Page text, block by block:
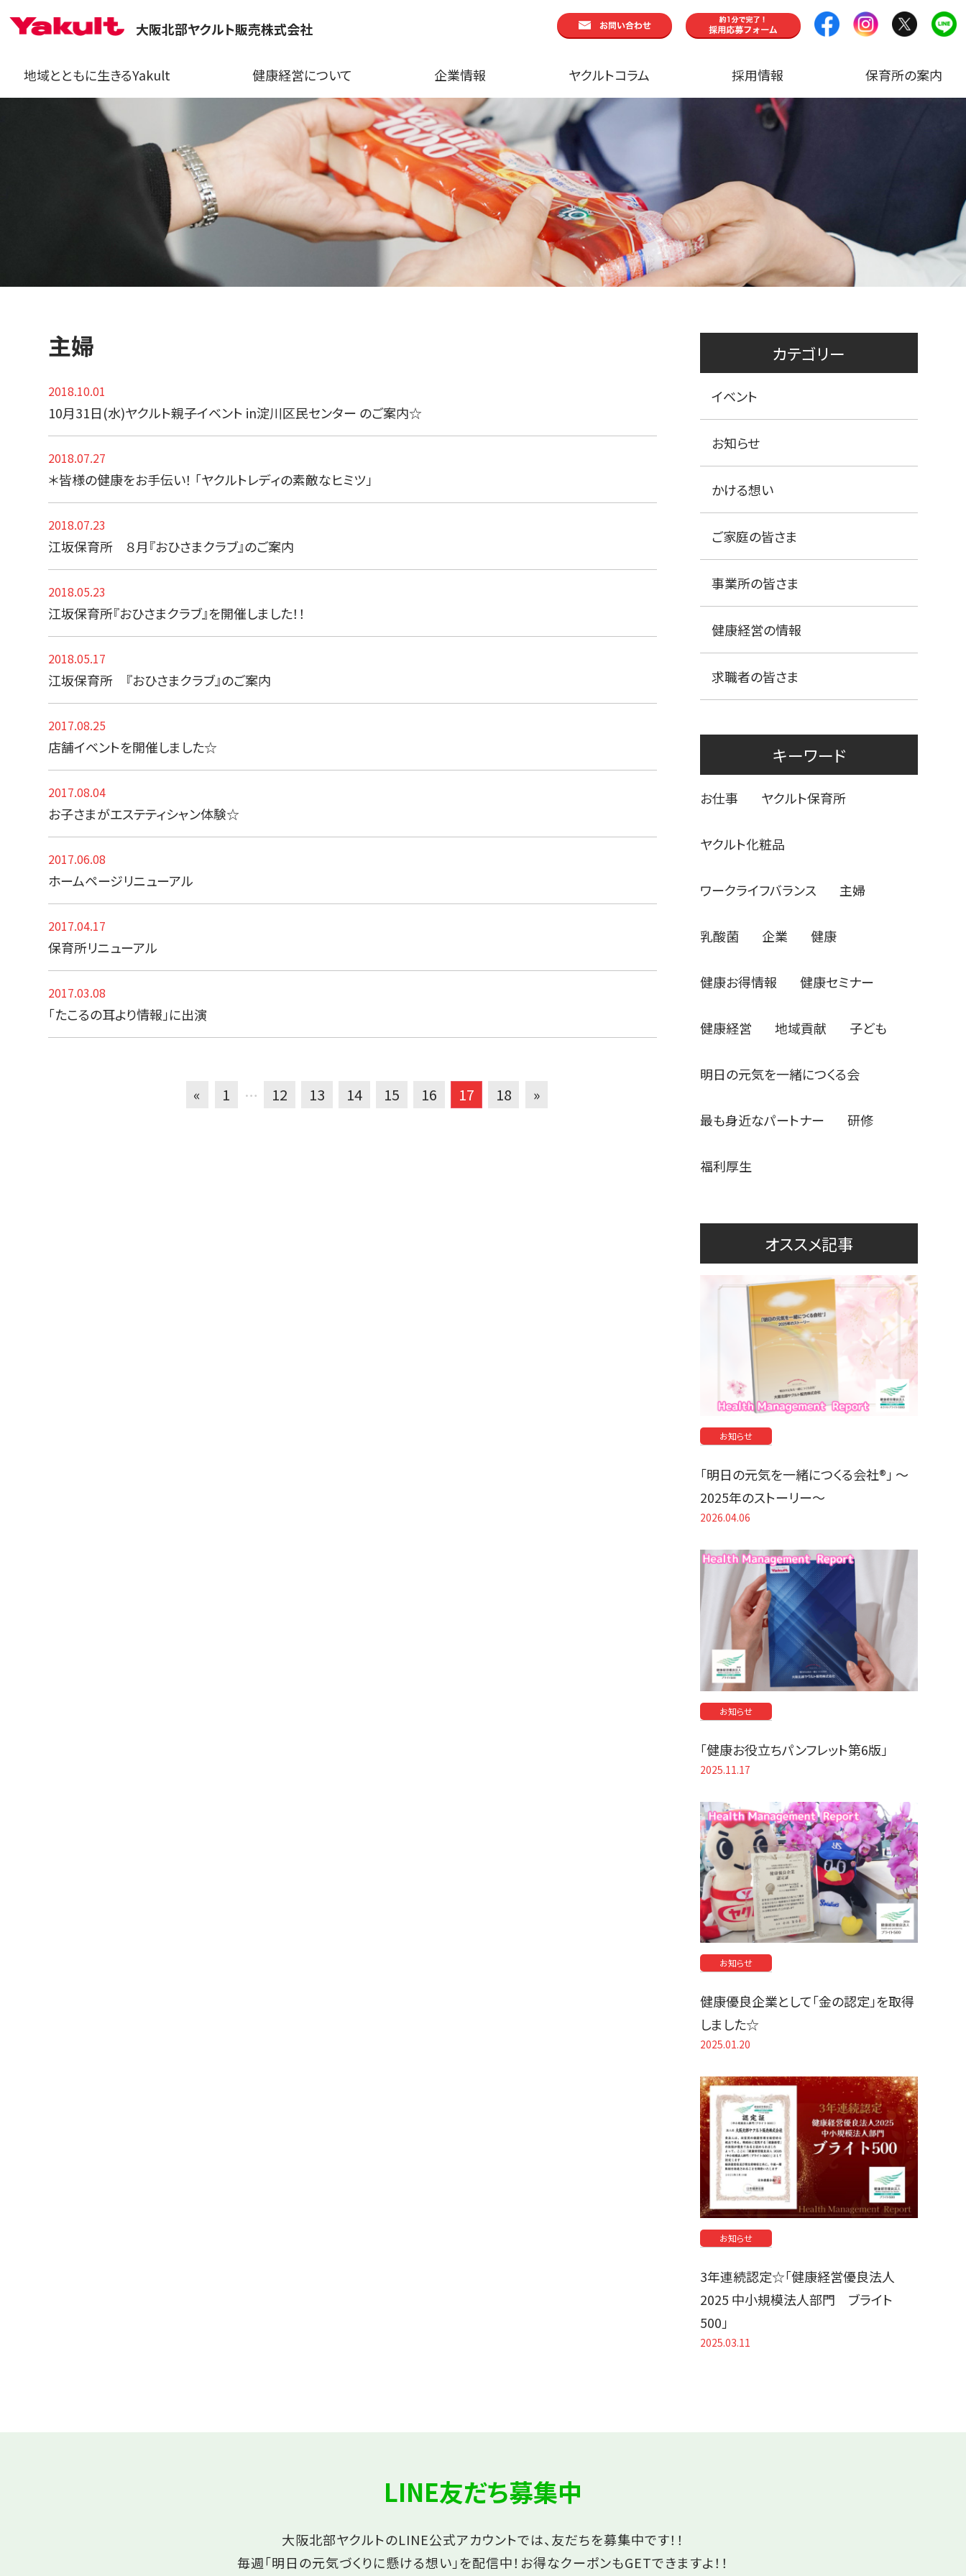
大阪北部ヤクルト販売株式会社
地域とともに生きるYakult 健康経営について 企業情報 ヤクルトコラム 採用情報 保育所の案内
主婦
2018.10.01
10月31日(水)ヤクルト親子イベント in淀川区民センター のご案内☆
2018.07.27
＊皆様の健康をお手伝い！ 「ヤクルトレディの素敵なヒミツ」
2018.07.23
江坂保育所 ８月『おひさまクラブ』のご案内
2018.05.23
江坂保育所『おひさまクラブ』を開催しました！！
2018.05.17
江坂保育所 『おひさまクラブ』のご案内
2017.08.25
店舗イベントを開催しました☆
2017.08.04
お子さまがエステティシャン体験☆
2017.06.08
ホームページリニューアル
2017.04.17
保育所リニューアル
2017.03.08
「たこるの耳より情報」に出演
« 1 … 12 13 14 15 16 17 18 »
カテゴリー
イベント
お知らせ
かける想い
ご家庭の皆さま
事業所の皆さま
健康経営の情報
求職者の皆さま
キーワード
お仕事 ヤクルト保育所
ヤクルト化粧品
ワークライフバランス 主婦
乳酸菌 企業 健康
健康お得情報 健康セミナー
健康経営 地域貢献 子ども
明日の元気を一緒につくる会
最も身近なパートナー 研修
福利厚生
オススメ記事
お知らせ
「明日の元気を一緒につくる会社®」 〜
2025年のストーリー〜
2026.04.06
お知らせ
「健康お役立ちパンフレット第6版」
2025.11.17
お知らせ
健康優良企業として「金の認定」を取得
しました☆
2025.01.20
お知らせ
3年連続認定☆「健康経営優良法人
2025 中小規模法人部門 ブライト
500」
2025.03.11
LINE友だち募集中
大阪北部ヤクルトのLINE公式アカウントでは、友だちを募集中です！！
毎週「明日の元気づくりに懸ける想い」を配信中！ お得なクーポンもGETできますよ！！